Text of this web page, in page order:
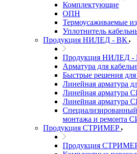
Комплектующие
ОПН
Термоусаживаемые
Уплотнитель
Продукция НИЛЕД - ВК
Продукция НИЛЕД -
Арматура для
Быстрые решения
Линейная арматура
Линейная арматура
Линейная арматура
монтажа и ремонта
Продукция СТРИМЕР
Продукция